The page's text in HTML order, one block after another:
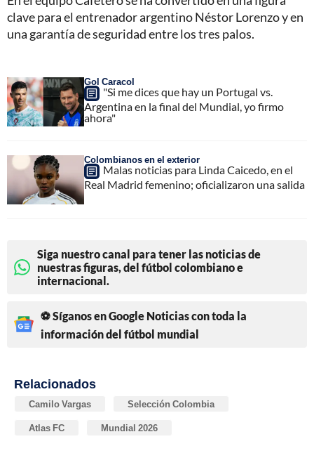
clave para el entrenador argentino Néstor Lorenzo y en
una garantía de seguridad entre los tres palos.
Gol Caracol
"Si me dices que hay un Portugal vs.
Argentina en la final del Mundial, yo firmo
ahora"
Colombianos en el exterior
Malas noticias para Linda Caicedo, en el
Real Madrid femenino; oficializaron una salida
Siga nuestro canal para tener las noticias de
nuestras figuras, del fútbol colombiano e
internacional.
⚽ Síganos en Google Noticias con toda la
información del fútbol mundial
Relacionados
Camilo Vargas Selección Colombia
Atlas FC Mundial 2026